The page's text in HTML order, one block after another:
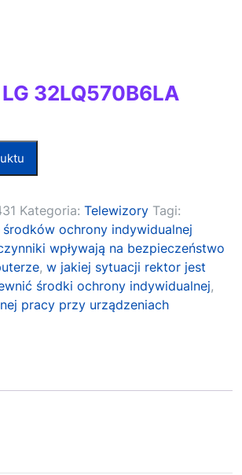
32LQ570B6LA
Kategoria: Telewizory Tagi:
ochrony indywidualnej
wpływają na bezpieczeństwo
, w jakiej sytuacji rektor jest
środki ochrony indywidualnej,
pracy przy urządzeniach